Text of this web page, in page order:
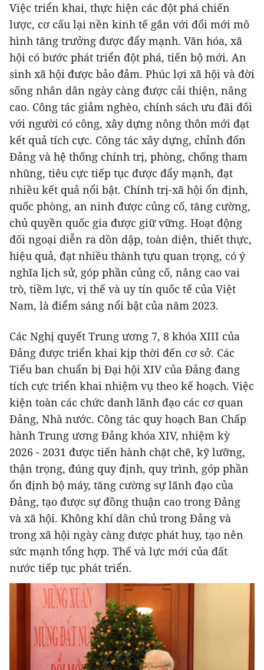
Việc triển khai, thực hiện các đột phá chiến
lược, cơ cấu lại nền kinh tế gắn với đổi mới mô
hình tăng trưởng được đẩy mạnh. Văn hóa, xã
hội có bước phát triển đột phá, tiến bộ mới. An
sinh xã hội được bảo đảm. Phúc lợi xã hội và đời
sống nhân dân ngày càng được cải thiện, nâng
cao. Công tác giảm nghèo, chính sách ưu đãi đối
với người có công, xây dựng nông thôn mới đạt
kết quả tích cực. Công tác xây dựng, chỉnh đốn
Đảng và hệ thống chính trị, phòng, chống tham
nhũng, tiêu cực tiếp tục được đẩy mạnh, đạt
nhiều kết quả nổi bật. Chính trị-xã hội ổn định,
quốc phòng, an ninh được củng cố, tăng cường,
chủ quyền quốc gia được giữ vững. Hoạt động
đối ngoại diễn ra dồn dập, toàn diện, thiết thực,
hiệu quả, đạt nhiều thành tựu quan trọng, có ý
nghĩa lịch sử, góp phần củng cố, nâng cao vai
trò, tiềm lực, vị thế và uy tín quốc tế của Việt
Nam, là điểm sáng nổi bật của năm 2023.
Các Nghị quyết Trung ương 7, 8 khóa XIII của
Đảng được triển khai kịp thời đến cơ sở. Các
Tiểu ban chuẩn bị Đại hội XIV của Đảng đang
tích cực triển khai nhiệm vụ theo kế hoạch. Việc
kiện toàn các chức danh lãnh đạo các cơ quan
Đảng, Nhà nước. Công tác quy hoạch Ban Chấp
hành Trung ương Đảng khóa XIV, nhiệm kỳ
2026 - 2031 được tiến hành chặt chẽ, kỹ lưỡng,
thận trọng, đúng quy định, quy trình, góp phần
ổn định bộ máy, tăng cường sự lãnh đạo của
Đảng, tạo được sự đồng thuận cao trong Đảng
và xã hội. Không khí dân chủ trong Đảng và
trong xã hội ngày càng được phát huy, tạo nên
sức mạnh tổng hợp. Thế và lực mới của đất
nước tiếp tục phát triển.